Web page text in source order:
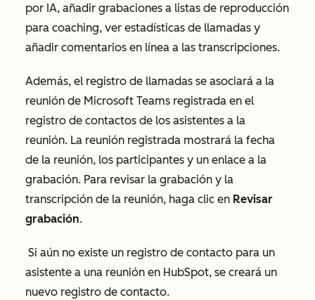
por IA, añadir grabaciones a listas de reproducción
para coaching, ver estadísticas de llamadas y
añadir comentarios en línea a las transcripciones.
Además, el registro de llamadas se asociará a la
reunión de Microsoft Teams registrada en el
registro de contactos de los asistentes a la
reunión. La reunión registrada mostrará la fecha
de la reunión, los participantes y un enlace a la
grabación. Para revisar la grabación y la
transcripción de la reunión, haga clic en Revisar
grabación.
Si aún no existe un registro de contacto para un
asistente a una reunión en HubSpot, se creará un
nuevo registro de contacto.